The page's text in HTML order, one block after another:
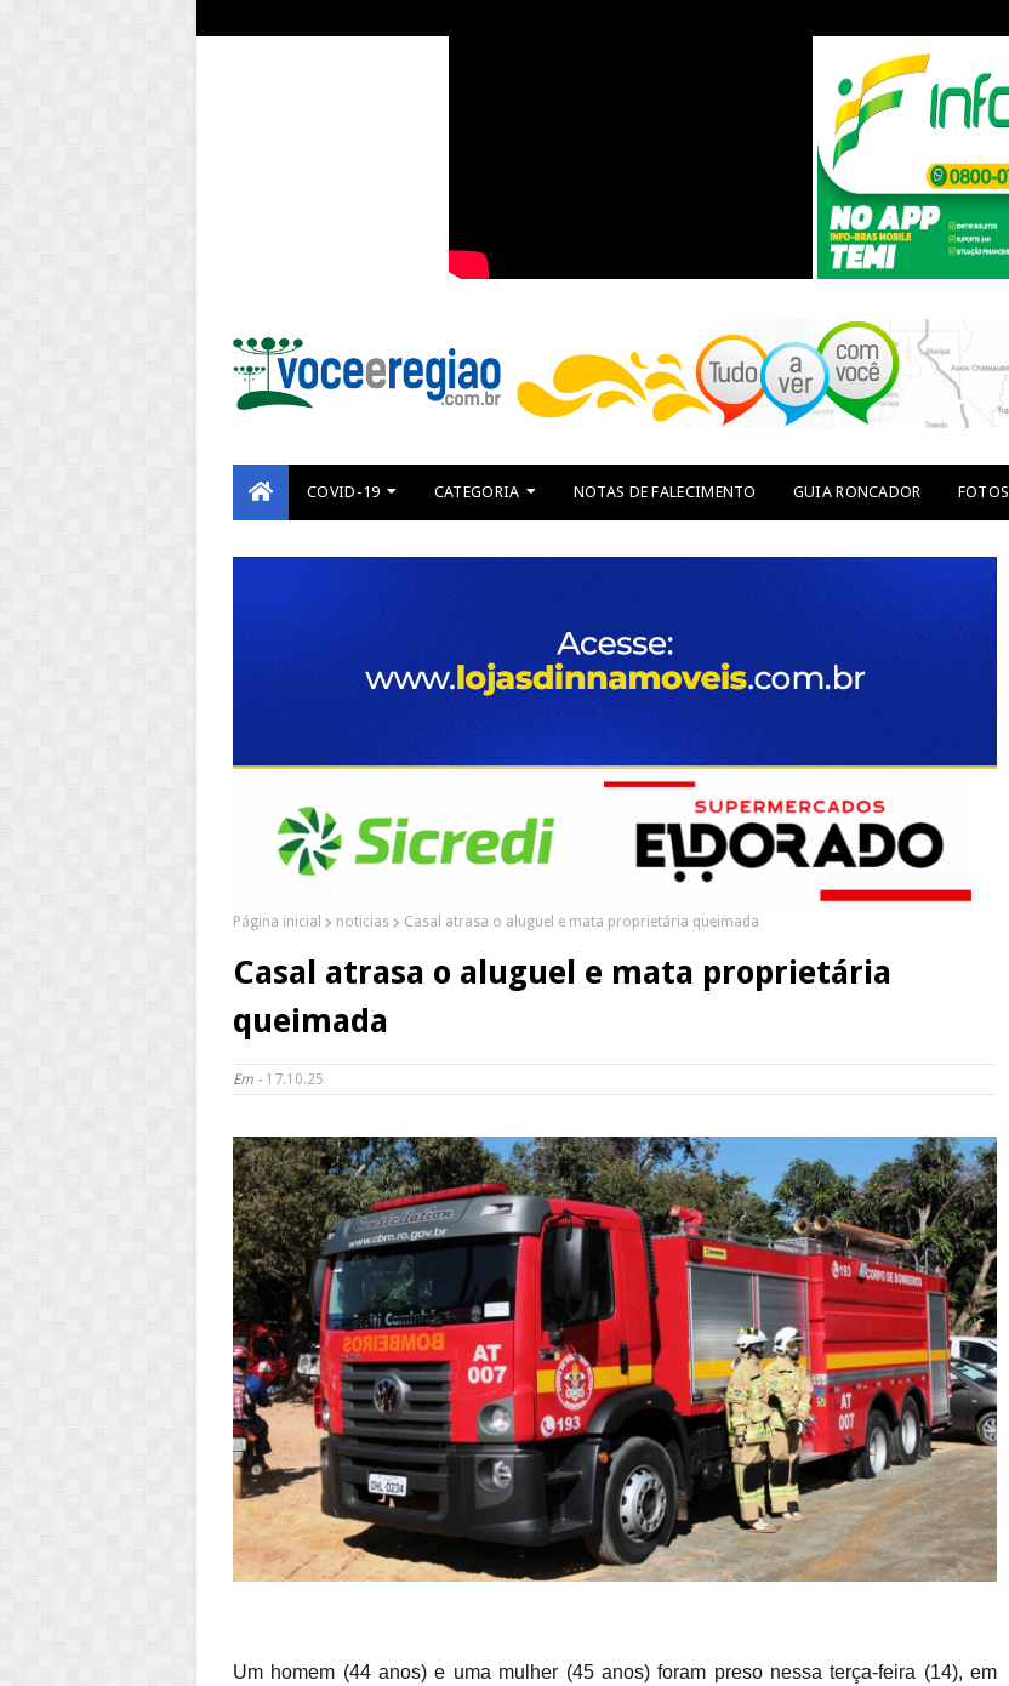
COVID-19 CATEGORIA NOTAS DE FALECIMENTO GUIA RONCADOR FOTOS
Página inicial noticias Casal atrasa o aluguel e mata proprietária queimada
Casal atrasa o aluguel e mata proprietária
queimada
Em - 17.10.25
Um homem (44 anos) e uma mulher (45 anos) foram preso nessa terça-feira (14), em